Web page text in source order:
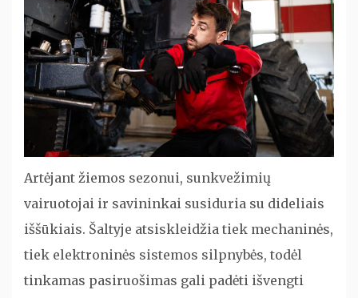
Artėjant žiemos sezonui, sunkvežimių
vairuotojai ir savininkai susiduria su dideliais
iššūkiais. Šaltyje atsiskleidžia tiek mechaninės,
tiek elektroninės sistemos silpnybės, todėl
tinkamas pasiruošimas gali padėti išvengti